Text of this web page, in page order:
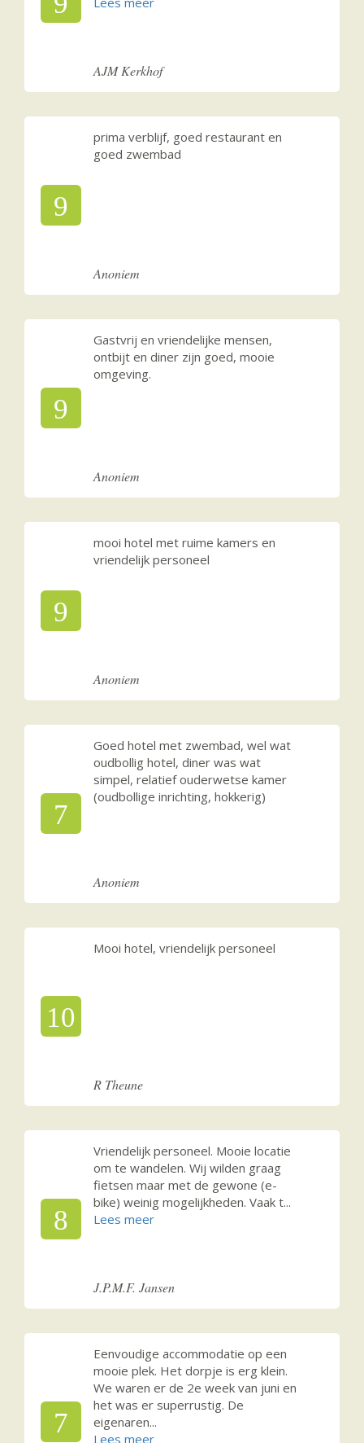
AJM Kerkhof
9
prima verblijf, goed restaurant en
goed zwembad
Anoniem
9
Gastvrij en vriendelijke mensen,
ontbijt en diner zijn goed, mooie
omgeving.
Anoniem
9
mooi hotel met ruime kamers en
vriendelijk personeel
Anoniem
7
Goed hotel met zwembad, wel wat
oudbollig hotel, diner was wat
simpel, relatief ouderwetse kamer
(oudbollige inrichting, hokkerig)
Anoniem
10
Mooi hotel, vriendelijk personeel
R Theune
8
Vriendelijk personeel. Mooie locatie
om te wandelen. Wij wilden graag
fietsen maar met de gewone (e-
bike) weinig mogelijkheden. Vaak t...
J.P.M.F. Jansen
7
Eenvoudige accommodatie op een
mooie plek. Het dorpje is erg klein.
We waren er de 2e week van juni en
het was er superrustig. De
eigenaren...